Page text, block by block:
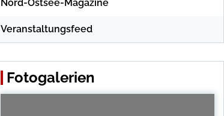
Nord-Ostsee-Magazine
Veranstaltungsfeed
Fotogalerien